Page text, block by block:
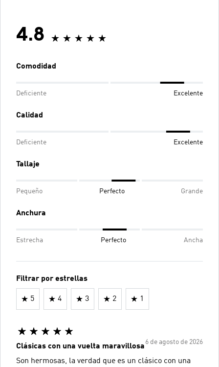
4.8
Comodidad
Deficiente Excelente
Calidad
Deficiente Excelente
Tallaje
Pequeño Perfecto Grande
Anchura
Estrecha Perfecto Ancha
Filtrar por estrellas
5 4 3 2 1
6 de agosto de 2026
Clásicas con una vuelta maravillosa
Son hermosas, la verdad que es un clásico con una